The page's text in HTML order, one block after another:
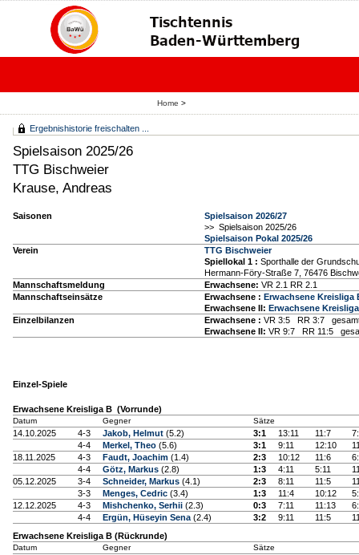
Home >
Ergebnishistorie freischalten ...
Spielsaison 2025/26
TTG Bischweier
Krause, Andreas
Saisonen
Spielsaison 2026/27
>> Spielsaison 2025/26
Spielsaison Pokal 2025/26
Verein
TTG Bischweier
Spiellokal 1 : Sporthalle der
Hermann-Föry-Straße 7, 76476
Mannschaftsmeldung
Erwachsene: VR 2.1 RR 2.1
Mannschaftseinsätze
Erwachsene : Erwachsene Kreisliga
Erwachsene II: Erwachsene
Einzelbilanzen
Erwachsene : VR 3:5 RR 3:7
Erwachsene II: VR 9:7 RR 11:5
Einzel-Spiele
Erwachsene Kreisliga B (Vorrunde)
Datum Gegner Sätze
14.10.2025 4-3 Jakob, Helmut (5.2) 3:1 13:11 11:7
4-4
Merkel, Theo (5.6) 3:1 9:11 12:10
18.11.2025
4-3 Faudt, Joachim (1.4) 2:3 10:12 11:6
4-4
Götz, Markus (2.8) 1:3 4:11 5:11
05.12.2025
3-4 Schneider, Markus (4.1) 2:3 8:11 11:5
3-3
Menges, Cedric (3.4) 1:3 11:4 10:12
12.12.2025
4-3 Mishchenko, Serhii (2.3) 0:3 7:11 11:13
4-4
Ergün, Hüseyin Sena (2.4) 3:2 9:11 11:5
Erwachsene Kreisliga B (Rückrunde)
Datum Gegner Sätze